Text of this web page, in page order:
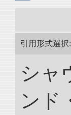
引用形式選択:
シャ
ンド